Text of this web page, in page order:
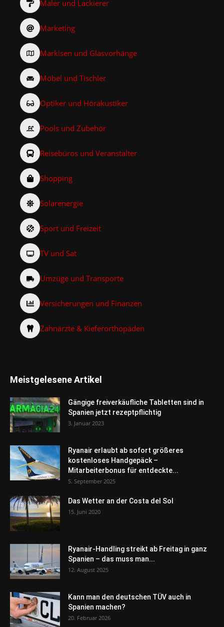
Maler und Lackierer
Marketing
Markisen und Glasvorhänge
Möbel und Tischler
Optiker und Hörakustiker
Pools und Zubehör
Reisebüros und Veranstalter
Shopping
Solarenergie
Sport und Freizeit
TV und Sat
Umzüge und Transporte
Versicherungen und Finanzen
Zahnärzte & Kieferorthopäden
Meistgelesene Artikel
Gängige freiverkäufliche Tabletten sind in
Spanien jetzt rezeptpflichtig
3. Januar 2023
Ryanair erlaubt ab sofort größeres
kostenloses Handgepäck –
Mitarbeiterbonus für entdeckte...
5. September 2025
Das Wetter an der Costa del Sol
15. Juni 2020
Ryanair-Handling streikt ab Freitag in ganz
Spanien – das muss man...
12. August 2025
Kann man den deutschen TÜV auch in
Spanien machen?
20. Februar 2026